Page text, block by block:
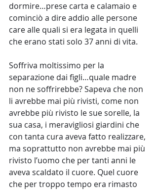
dormire…prese carta e calamaio e
cominciò a dire addio alle persone
care alle quali si era legata in quelli
che erano stati solo 37 anni di vita.
Soffriva moltissimo per la
separazione dai figli…quale madre
non ne soffrirebbe? Sapeva che non
li avrebbe mai più rivisti, come non
avrebbe più rivisto le sue sorelle, la
sua casa, i meravigliosi giardini che
con tanta cura aveva fatto realizzare,
ma soprattutto non avrebbe mai più
rivisto l’uomo che per tanti anni le
aveva scaldato il cuore. Quel cuore
che per troppo tempo era rimasto